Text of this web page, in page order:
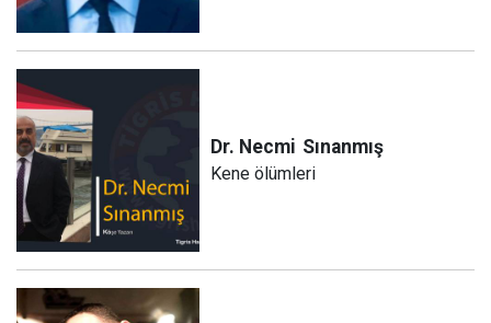
Dr. Necmi Sınanmış
Kene ölümleri